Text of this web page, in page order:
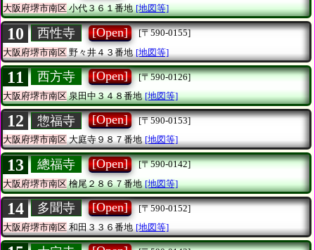
大阪府堺市南区小代３６１番地 [地図等]
10 西性寺 [Open]
[〒590-0155]
大阪府堺市南区 野々井４３番地 [地図等]
11 西方寺 [Open]
[〒590-0126]
大阪府堺市南区泉田中３４８番地 [地図等]
12 惣福寺 [Open]
[〒590-0153]
大阪府堺市南区大庭寺９８７番地 [地図等]
13 總福寺 [Open]
[〒590-0142]
大阪府堺市南区檜尾２８６７番地 [地図等]
14 多聞寺 [Open]
[〒590-0152]
大阪府堺市南区 和田３３６番地 [地図等]